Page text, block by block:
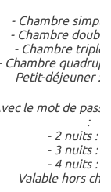
- Chambre
- Chambre
- Chambre triple
Chambre
Petit-déjeuner :
le mot de
:
- 2 nuits : -
- 3 nuits : -
- 4 nuits : -
Valable hors